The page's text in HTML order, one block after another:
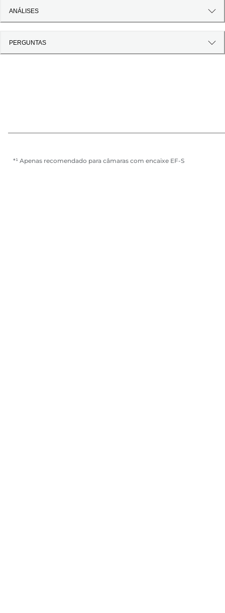
ANÁLISES
PERGUNTAS
*¹ Apenas recomendado para câmaras com encaixe EF-S